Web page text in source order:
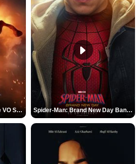
L'Odyssée Bande-annonce VO STFR Spider-Man: Brand New Day Bande-annonce VO STFR